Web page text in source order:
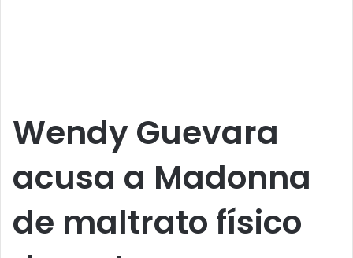
Wendy Guevara
acusa a Madonna
de maltrato físico